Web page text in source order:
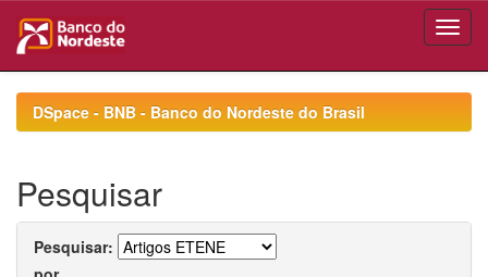
navigationDSpace - BNB - Banco do Nordeste do Brasil
Pesquisar
Pesquisar: